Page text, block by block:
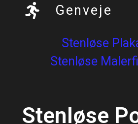
Genveje
Stenløse
Stenløse
Stenløse